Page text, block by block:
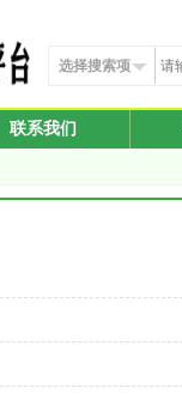
选择搜索项
联系我们